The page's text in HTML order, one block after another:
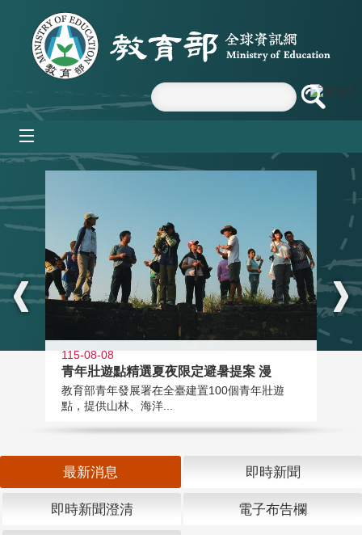
跳到主要內容區塊
:::
115-08-08
青年壯遊點精選夏夜限定避暑提案 漫
教育部青年發展署在全臺建置100個青年壯遊
點，提供山林、海洋...
最新消息 即時新聞
即時新聞澄清 電子布告欄